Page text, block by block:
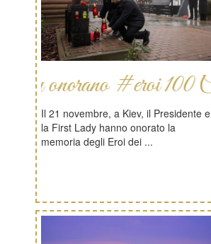
#eroi 100 Celesti
Il 21 novembre, a Kiev, il Presidente e
la First Lady hanno onorato la
memoria degli Eroi dei ...